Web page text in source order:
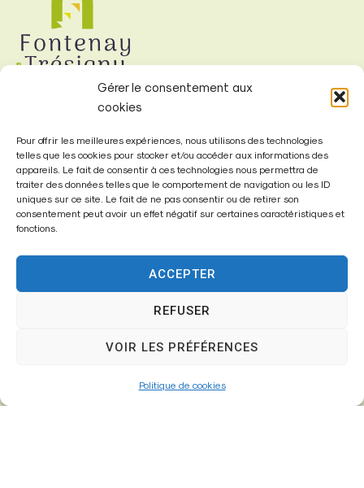
Gérer le consentement aux
cookies
Pour offrir les meilleures expériences, nous utilisons des technologies
telles que les cookies pour stocker et/ou accéder aux informations des
appareils. Le fait de consentir à ces technologies nous permettra de
traiter des données telles que le comportement de navigation ou les ID
uniques sur ce site. Le fait de ne pas consentir ou de retirer son
consentement peut avoir un effet négatif sur certaines caractéristiques et
fonctions.
ACCEPTER
REFUSER
VOIR LES PRÉFÉRENCES
Politique de cookies
Mairie de
Fontenay-Trésigny
Mairie,
26 Av. du Général de Gaulle
01 64 25 90 67
mairie@fontenay-tresigny.fr